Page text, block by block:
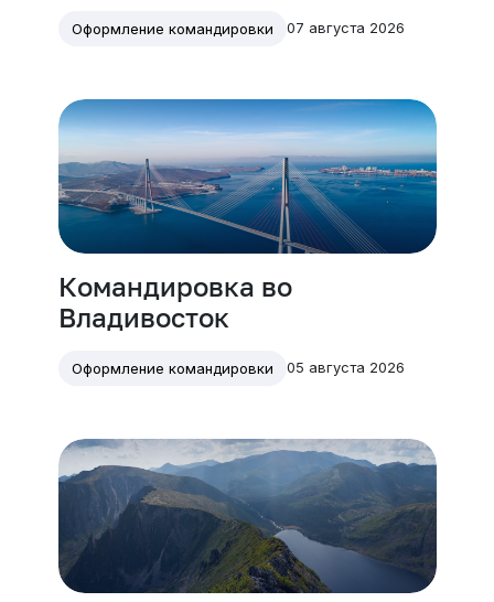
Оформление командировки 07 августа 2026
Командировка во
Владивосток
Оформление командировки 05 августа 2026